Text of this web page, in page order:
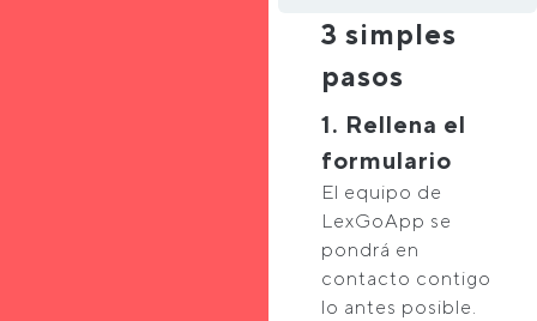
3 simples
pasos
1. Rellena el
formulario
El equipo de
LexGoApp se
pondrá en
contacto contigo
lo antes posible.